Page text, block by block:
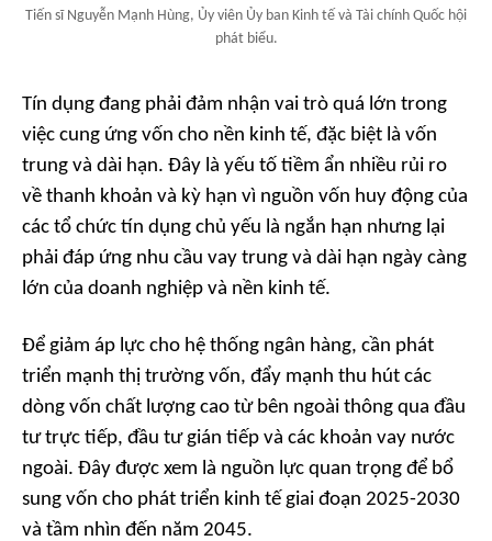
Tiến sĩ Nguyễn Mạnh Hùng, Ủy viên Ủy ban Kinh tế và Tài chính Quốc hội
phát biểu.
Tín dụng đang phải đảm nhận vai trò quá lớn trong
việc cung ứng vốn cho nền kinh tế, đặc biệt là vốn
trung và dài hạn. Đây là yếu tố tiềm ẩn nhiều rủi ro
về thanh khoản và kỳ hạn vì nguồn vốn huy động của
các tổ chức tín dụng chủ yếu là ngắn hạn nhưng lại
phải đáp ứng nhu cầu vay trung và dài hạn ngày càng
lớn của doanh nghiệp và nền kinh tế.
Để giảm áp lực cho hệ thống ngân hàng, cần phát
triển mạnh thị trường vốn, đẩy mạnh thu hút các
dòng vốn chất lượng cao từ bên ngoài thông qua đầu
tư trực tiếp, đầu tư gián tiếp và các khoản vay nước
ngoài. Đây được xem là nguồn lực quan trọng để bổ
sung vốn cho phát triển kinh tế giai đoạn 2025-2030
và tầm nhìn đến năm 2045.